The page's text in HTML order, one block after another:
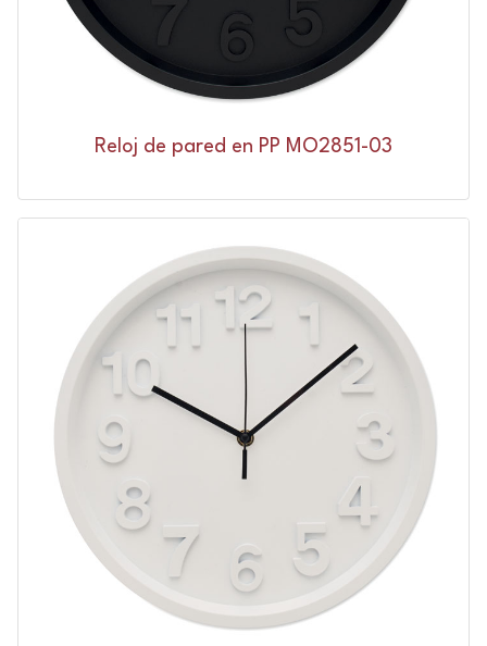
Reloj de pared en PP MO2851-03